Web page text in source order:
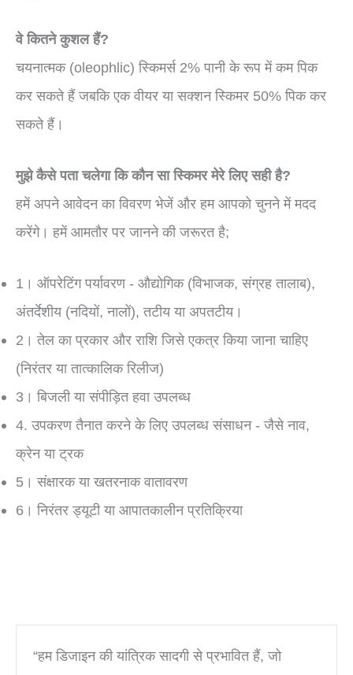
वे कितने कुशल हैं?
चयनात्मक (oleophlic) स्किमर्स 2% पानी के रूप में कम पिक
कर सकते हैं जबकि एक वीयर या सक्शन स्किमर 50% पिक कर
सकते हैं।
मुझे कैसे पता चलेगा कि कौन सा स्किमर मेरे लिए सही है?
हमें अपने आवेदन का विवरण भेजें और हम आपको चुनने में मदद
करेंगे। हमें आमतौर पर जानने की जरूरत है;
1। ऑपरेटिंग पर्यावरण - औद्योगिक (विभाजक, संग्रह तालाब),
अंतर्देशीय (नदियों, नालों), तटीय या अपतटीय।
2। तेल का प्रकार और राशि जिसे एकत्र किया जाना चाहिए
(निरंतर या तात्कालिक रिलीज)
3। बिजली या संपीड़ित हवा उपलब्ध
4. उपकरण तैनात करने के लिए उपलब्ध संसाधन - जैसे नाव,
क्रेन या ट्रक
5। संक्षारक या खतरनाक वातावरण
6। निरंतर ड्यूटी या आपातकालीन प्रतिक्रिया
“हम डिजाइन की यांत्रिक सादगी से प्रभावित हैं, जो